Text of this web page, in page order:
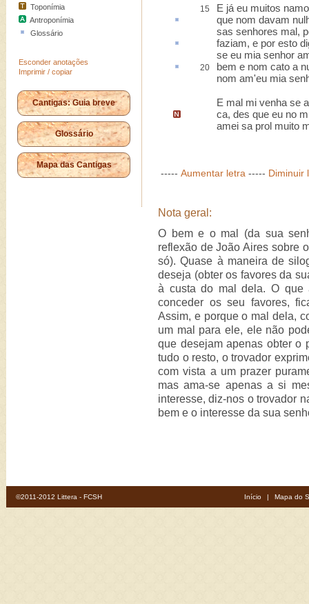
Toponímia
Antroponímia
Glossário
Esconder anotações
Imprimir / copiar
Cantigas: Guia breve
Glossário
Mapa das Cantigas
15
E já eu muitos
que nom davam
sas senhores mal,
faziam, e por esto
se eu mia senhor
20 bem e nom cato a
nom am'eu mia
E mal mi venha se
ca, des que eu no
amei sa prol muito
----- Aumentar letra ----- Diminuir
Nota geral:
O bem e o mal (da sua
reflexão de João Aires sobre
só). Quase à maneira de
deseja (obter os favores da
à custa do mal dela. O que
conceder os seu favores,
Assim, e porque o mal dela,
um mal para ele, ele não
que desejam apenas obter o
tudo o resto, o trovador
com vista a um prazer
mas ama-se apenas a si
interesse, diz-nos o trovador
bem e o interesse da sua
©2011-2012 Littera - FCSH Início | Mapa do